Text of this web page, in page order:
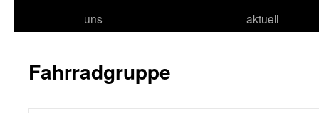
uns
aktuell
Fahrradgruppe